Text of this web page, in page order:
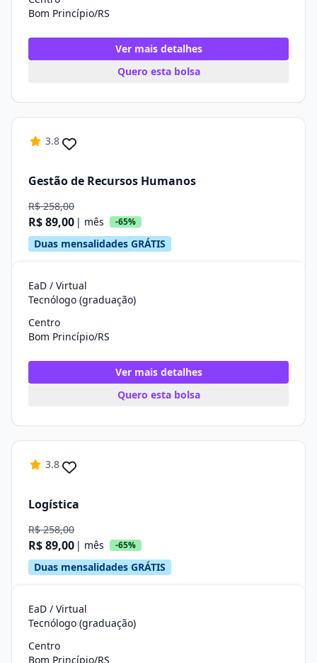
Bom Princípio/RS
Ver mais detalhes
Quero esta bolsa
3.8
Gestão de Recursos Humanos
R$ 258,00
R$ 89,00 | mês -65%
Duas mensalidades GRÁTIS
EaD / Virtual
Tecnólogo (graduação)
Centro
Bom Princípio/RS
Ver mais detalhes
Quero esta bolsa
3.8
Logística
R$ 258,00
R$ 89,00 | mês -65%
Duas mensalidades GRÁTIS
EaD / Virtual
Tecnólogo (graduação)
Centro
Bom Princípio/RS